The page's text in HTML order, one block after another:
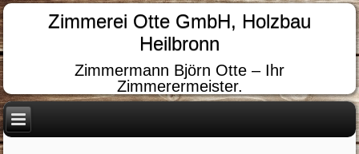
Zimmerei Otte GmbH, Holzbau
Heilbronn
Zimmermann Björn Otte – Ihr
Zimmerermeister.